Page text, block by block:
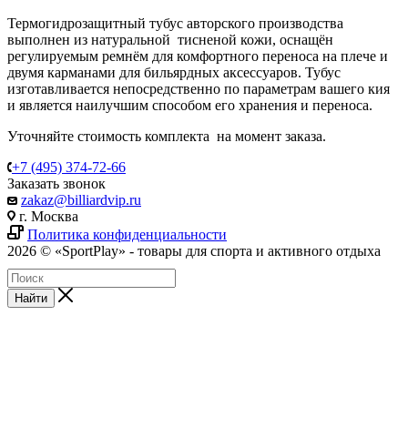
Термогидрозащитный тубус авторского производства
выполнен из натуральной тисненой кожи, оснащён
регулируемым ремнём для комфортного переноса на плече и
двумя карманами для бильярдных аксессуаров. Тубус
изготавливается непосредственно по параметрам вашего кия
и является наилучшим способом его хранения и переноса.
Уточняйте стоимость комплекта на момент заказа.
+7 (495) 374-72-66
Заказать звонок
zakaz@billiardvip.ru
г. Москва
Политика конфиденциальности
2026 © «SportPlay» - товары для спорта и активного отдыха
Найти